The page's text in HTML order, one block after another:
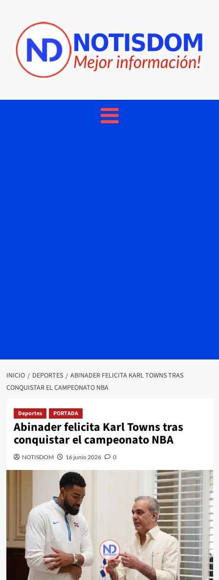
INICIO DEPORTES
ABINADER FELICITA KARL TOWNS TRAS
CONQUISTAR EL CAMPEONATO NBA
Deportes PORTADA
Abinader felicita Karl Towns tras
conquistar el campeonato NBA
NOTISDOM 16 junio 2026 0